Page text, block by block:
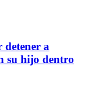
a
su hijo dentro